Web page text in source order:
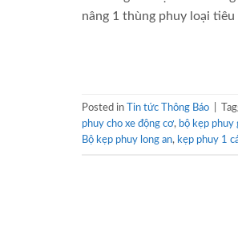
nâng 1 thùng phuy loại tiêu
Posted in Tin tức Thông Báo
phuy cho xe động cơ, bộ kẹp phuy
Bộ kẹp phuy long an, kẹp phuy 1